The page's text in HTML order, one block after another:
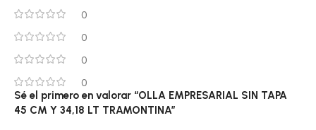
0
0
0
0
Sé el primero en valorar “OLLA EMPRESARIAL SIN TAPA
45 CM Y 34,18 LT TRAMONTINA”